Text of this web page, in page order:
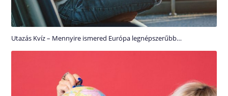
Utazás Kvíz – Mennyire ismered Európa legnépszerűbb…